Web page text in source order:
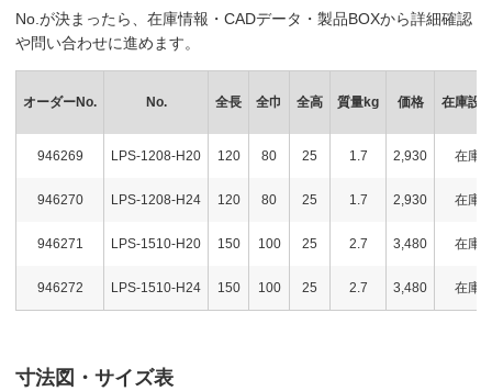
No.が決まったら、在庫情報・CADデータ・製品BOXから詳細確認
や問い合わせに進めます。
オーダーNo. No. 全長 全巾 全高 質量kg 価格 在庫設
946269 LPS-1208-H20 120 80 25 1.7 2,930 在庫
946270 LPS-1208-H24 120 80 25 1.7 2,930 在庫
946271 LPS-1510-H20 150 100 25 2.7 3,480 在庫
946272 LPS-1510-H24 150 100 25 2.7 3,480 在庫
寸法図・サイズ表